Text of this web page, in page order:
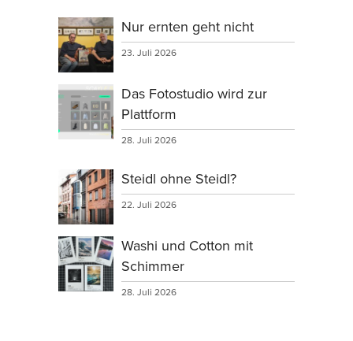
Nur ernten geht nicht
23. Juli 2026
Das Fotostudio wird zur
Plattform
28. Juli 2026
Steidl ohne Steidl?
22. Juli 2026
Washi und Cotton mit
Schimmer
28. Juli 2026